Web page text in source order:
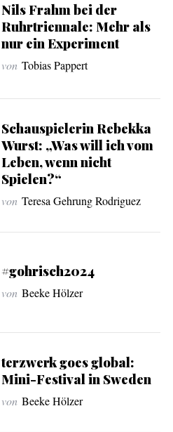
Nils Frahm bei der
Ruhrtriennale: Mehr als
nur ein Experiment
von Tobias Pappert
Schauspielerin Rebekka
Wurst: „Was will ich vom
Leben, wenn nicht
Spielen?“
von Teresa Gehrung Rodriguez
#gohrisch2024
von Beeke Hölzer
terzwerk goes global:
Mini-Festival in Sweden
von Beeke Hölzer